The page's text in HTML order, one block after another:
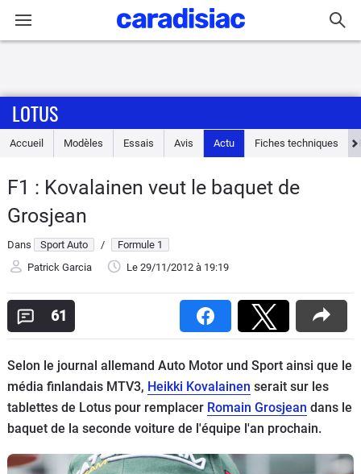
Accueil
Essais
Guide
d'achat
Electriques
Utilitaires
Flottes
Auto
Services
LOTUS
Accueil Modèles Essais Avis Actu Fiches techniques
F1 : Kovalainen veut le baquet de
Grosjean
Dans Sport Auto /
Formule 1
Patrick Garcia
Le 29/11/2012 à 19:19
61
Selon le journal allemand Auto Motor und Sport ainsi que le
média finlandais MTV3, Heikki Kovalainen serait sur les
tablettes de Lotus pour remplacer Romain Grosjean dans le
baquet de la seconde voiture de l'équipe l'an prochain.